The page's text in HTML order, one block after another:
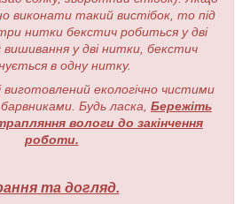
виконати такий вистібок, то під
нитки бекстич робиться у дві
вишивання у дві нитки, бекстич
в одну нитку.
екологічно чистими
барвниками. Будь ласка, Бережіть
вологи до закінчення
роботи.
та догляд.